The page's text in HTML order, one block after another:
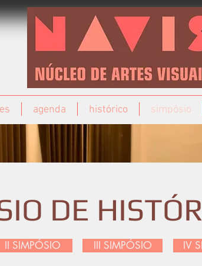
agenda histórico simpósio
DE
II SIMPÓSIO III SIMPÓSIO IV